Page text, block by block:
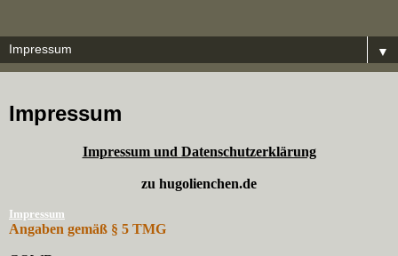
▼
Impressum
Impressum und Datenschutzerklärung
zu hugolienchen.de
Impressum
Angaben gemäß § 5 TMG